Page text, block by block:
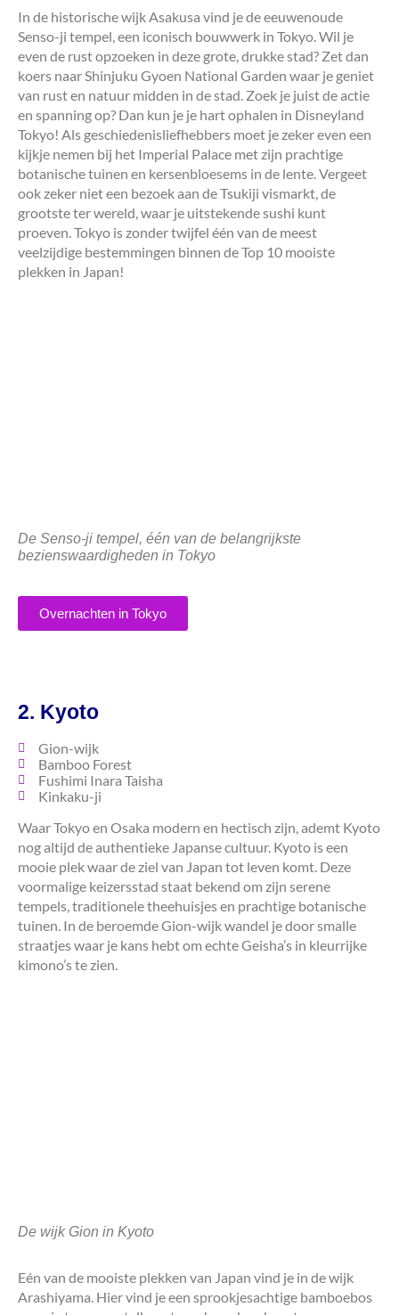
In de historische wijk Asakusa vind je de eeuwenoude
Senso-ji tempel, een iconisch bouwwerk in Tokyo. Wil je
even de rust opzoeken in deze grote, drukke stad? Zet dan
koers naar Shinjuku Gyoen National Garden waar je geniet
van rust en natuur midden in de stad. Zoek je juist de actie
en spanning op? Dan kun je je hart ophalen in Disneyland
Tokyo! Als geschiedenisliefhebbers moet je zeker even een
kijkje nemen bij het Imperial Palace met zijn prachtige
botanische tuinen en kersenbloesems in de lente. Vergeet
ook zeker niet een bezoek aan de Tsukiji vismarkt, de
grootste ter wereld, waar je uitstekende sushi kunt
proeven. Tokyo is zonder twijfel één van de meest
veelzijdige bestemmingen binnen de Top 10 mooiste
plekken in Japan!
De Senso-ji tempel, één van de belangrijkste
bezienswaardigheden in Tokyo
Overnachten in Tokyo
2. Kyoto
Gion-wijk
Bamboo Forest
Fushimi Inara Taisha
Kinkaku-ji
Waar Tokyo en Osaka modern en hectisch zijn, ademt Kyoto
nog altijd de authentieke Japanse cultuur. Kyoto is een
mooie plek waar de ziel van Japan tot leven komt. Deze
voormalige keizersstad staat bekend om zijn serene
tempels, traditionele theehuisjes en prachtige botanische
tuinen. In de beroemde Gion-wijk wandel je door smalle
straatjes waar je kans hebt om echte Geisha’s in kleurrijke
kimono’s te zien.
De wijk Gion in Kyoto
Eén van de mooiste plekken van Japan vind je in de wijk
Arashiyama. Hier vind je een sprookjesachtige bamboebos